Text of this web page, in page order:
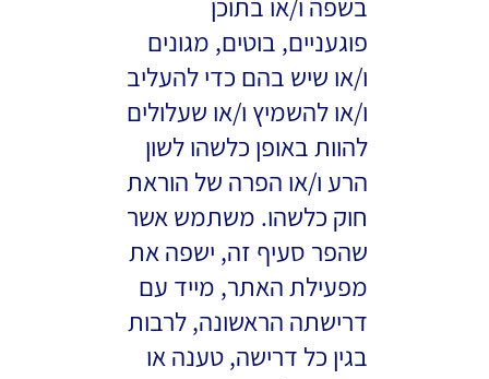
בשפה ו/או בתוכן
פוגעניים, בוטים, מגונים
ו/או שיש בהם כדי להעליב
ו/או להשמיץ ו/או שעלולים
להוות באופן כלשהו לשון
הרע ו/או הפרה של הוראת
חוק כלשהו. משתמש אשר
שהפר סעיף זה, ישפה את
מפעילת האתר, מייד עם
דרישתה הראשונה, לרבות
בגין כל דרישה, טענה או